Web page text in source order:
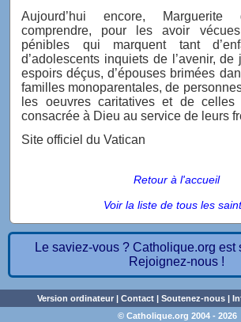
Aujourd’hui encore, Marguerite
comprendre, pour les avoir
pénibles qui marquent tant
d’adolescents inquiets de l’avenir,
espoirs déçus, d’épouses brimées
familles monoparentales, de
les oeuvres caritatives et de
consacrée à Dieu au service de leurs
Site officiel du Vatican
Retour à l'accueil
Voir la liste de tous les
Le saviez-vous ? Catholique.org est
Rejoignez-nous !
Version ordinateur| Contact| Soutenez-nous|
© Catholique.org 2004 - 2026